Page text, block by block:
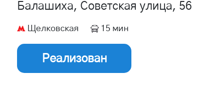
Балашиха, Советская улица, 56
Щелковская 15 мин
Реализован